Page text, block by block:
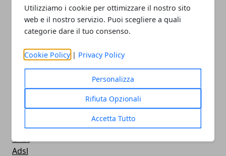
Utilizziamo i cookie per ottimizzare il nostro sito
web e il nostro servizio. Puoi scegliere a quali
categorie dare il tuo consenso.
Cookie Policy | Privacy Policy
Personalizza
Rifiuta Opzionali
Accetta Tutto
Videogames
Streaming
Android
MacBook
FaceBook
Console
Download
Chat
Adsl